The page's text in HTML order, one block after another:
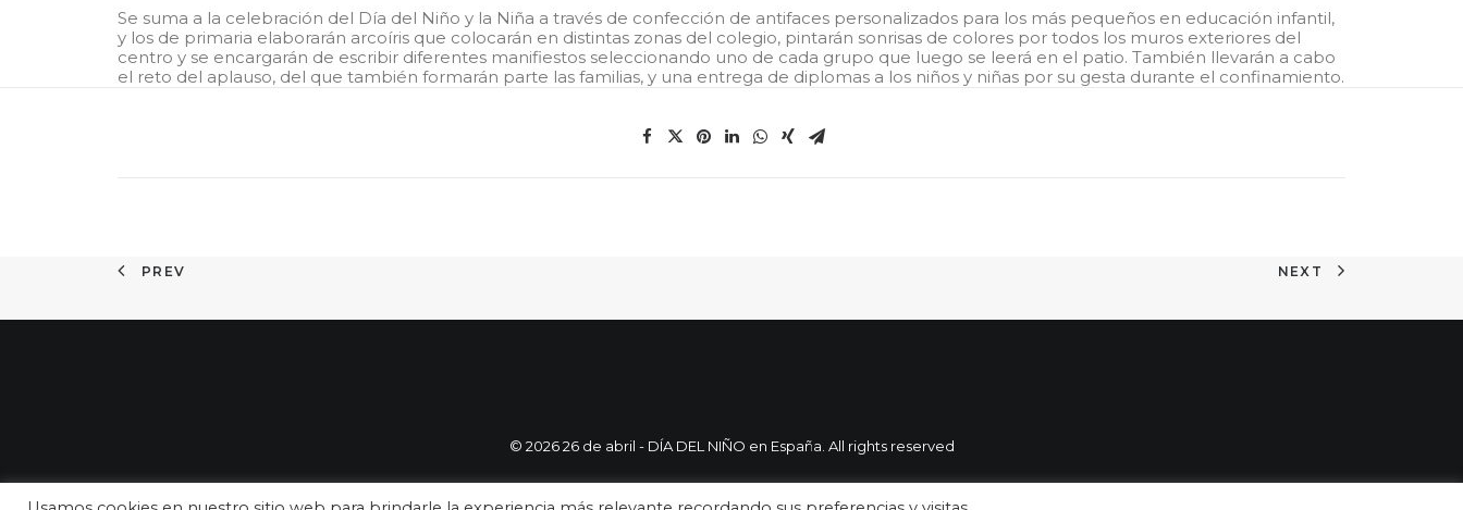
Se suma a la celebración del Día del Niño y la Niña a través de confección de antifaces personalizados para los más pequeños en educación infantil,
y los de primaria elaborarán arcoíris que colocarán en distintas zonas del colegio, pintarán sonrisas de colores por todos los muros exteriores del
centro y se encargarán de escribir diferentes manifiestos seleccionando uno de cada grupo que luego se leerá en el patio. También llevarán a cabo
el reto del aplauso, del que también formarán parte las familias, y una entrega de diplomas a los niños y niñas por su gesta durante el confinamiento.
PREV NEXT
© 2026 26 de abril - DÍA DEL NIÑO en España. All rights reserved